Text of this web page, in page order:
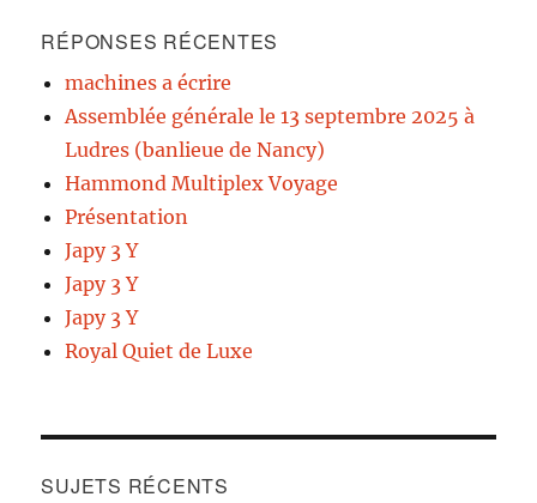
RÉPONSES RÉCENTES
machines a écrire
Assemblée générale le 13 septembre 2025 à
Ludres (banlieue de Nancy)
Hammond Multiplex Voyage
Présentation
Japy 3 Y
Japy 3 Y
Japy 3 Y
Royal Quiet de Luxe
SUJETS RÉCENTS